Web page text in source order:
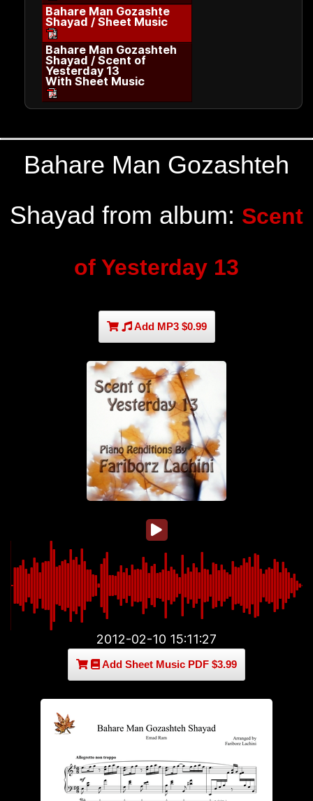
Bahare Man Gozashte
Shayad / Sheet Music
Bahare Man Gozashteh
Shayad / Scent of
Yesterday 13
With Sheet Music
Bahare Man Gozashteh
Shayad from album: Scent
of Yesterday 13
Add MP3 $0.99
2012-02-10 15:11:27
Add Sheet Music PDF $3.99